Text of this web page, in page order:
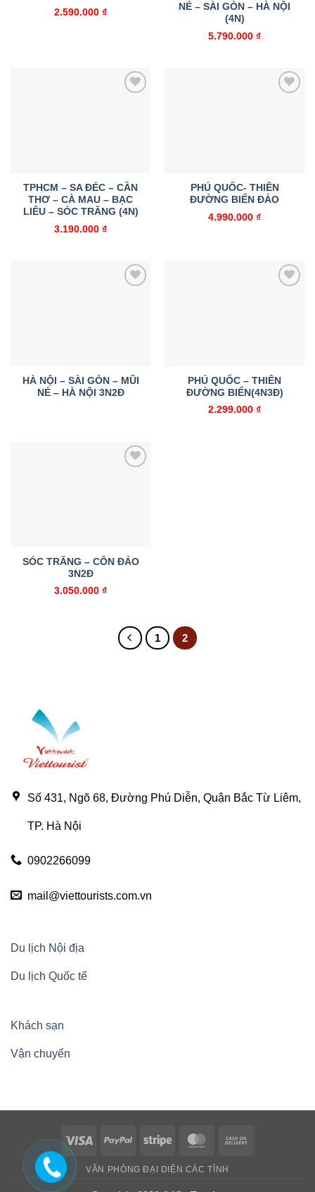
2.590.000 ₫
NÉ – SÀI GÒN – HÀ NỘI
(4N)
5.790.000 ₫
TPHCM – SA ĐÉC – CẦN
THƠ – CÀ MAU – BẠC
LIÊU – SÓC TRĂNG (4N)
3.190.000 ₫
PHÚ QUỐC- THIÊN
ĐƯỜNG BIỂN ĐẢO
4.990.000 ₫
HÀ NỘI – SÀI GÒN – MŨI
NÉ – HÀ NỘI 3N2Đ
PHÚ QUỐC – THIÊN
ĐƯỜNG BIỂN(4N3Đ)
2.299.000 ₫
SÓC TRĂNG – CÔN ĐẢO
3N2Đ
3.050.000 ₫
1 2
Số 431, Ngõ 68, Đường Phú Diễn, Quận Bắc Từ Liêm,
TP. Hà Nội
0902266099
mail@viettourists.com.vn
Du lịch Nội địa
Du lịch Quốc tế
Khách sạn
Vận chuyển
Visa PayPal Stripe MasterCard
VĂN PHÒNG ĐẠI DIỆN CÁC TỈNH